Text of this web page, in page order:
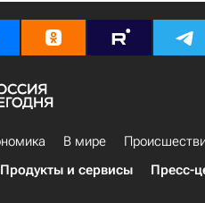
В мире
Продукты и сервисы Пресс-